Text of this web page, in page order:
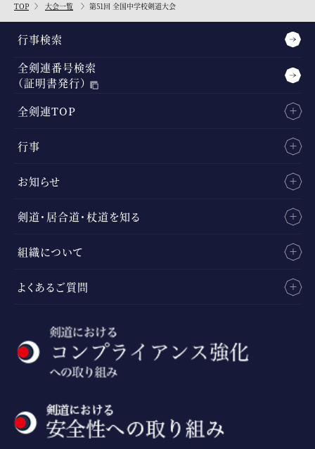
TOP 大会一覧 第51回 全国中学校剣道大会
行事検索
全剣連番号検索
（証明書発行）
全剣連TOP
行事
お知らせ
剣道・居合道・杖道を知る
組織について
よくあるご質問